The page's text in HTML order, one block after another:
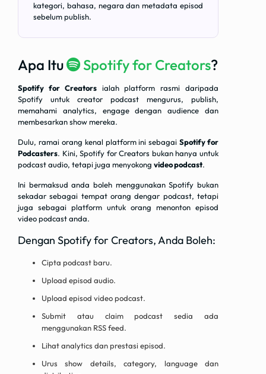
kategori, bahasa, negara dan metadata episod
sebelum publish.
Apa Itu Spotify for Creators?
Spotify for Creatorsialah platform rasmi daripada
Spotify untuk creator podcast mengurus, publish,
memahami analytics, engage dengan audience dan
membesarkan show mereka.
Dulu, ramai orang kenal platform ini sebagaiSpotify for
Podcasters. Kini, Spotify for Creators bukan hanya untuk
podcast audio, tetapi juga menyokong video podcast.
Ini bermaksud anda boleh menggunakan Spotify bukan
sekadar sebagai tempat orang dengar podcast, tetapi
juga sebagai platform untuk orang menonton episod
video podcast anda.
Dengan Spotify for Creators, Anda Boleh:
Cipta podcast baru.
Upload episod audio.
Upload episod video podcast.
Submit atau claim podcast sedia ada
menggunakan RSS feed.
Lihat analytics dan prestasi episod.
Urus show details, category, language dan